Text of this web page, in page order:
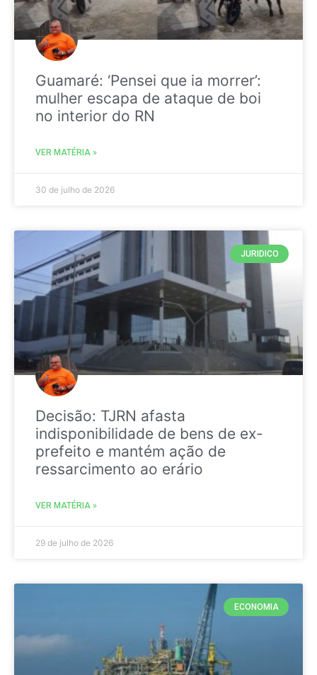
Guamaré: ‘Pensei que ia morrer’:
mulher escapa de ataque de boi
no interior do RN
VER MATÉRIA »
30 de julho de 2026
JURIDICO
Decisão: TJRN afasta
indisponibilidade de bens de ex-
prefeito e mantém ação de
ressarcimento ao erário
VER MATÉRIA »
29 de julho de 2026
ECONOMIA